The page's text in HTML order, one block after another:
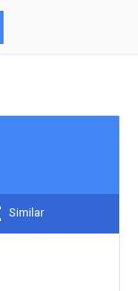
Similar